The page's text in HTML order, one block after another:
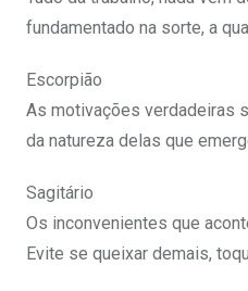
fundamentado na sorte, a
Escorpião
As motivações verdadeiras
da natureza delas que
Sagitário
Os inconvenientes que
Evite se queixar demais,